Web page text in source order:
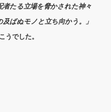
たる立場を脅かされた神々
ばぬモノと立ち向かう。」
でした。